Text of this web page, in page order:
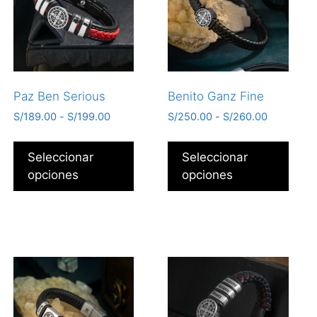
Paz Ben Serious
S/189.00 - S/199.00
Seleccionar
opciones
Benito Ganz Fine
S/250.00 - S/260.00
Seleccionar
opciones